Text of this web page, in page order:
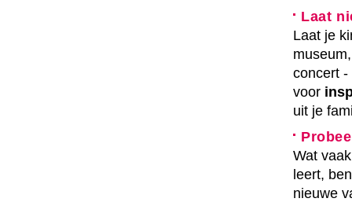
Laat
Laat je
concert -
voor
uit je
Wat
leert,
nieuwe